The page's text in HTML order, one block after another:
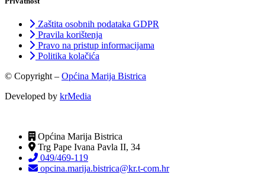
Zaštita osobnih podataka GDPR
Pravila korištenja
Pravo na pristup informacijama
Politika kolačića
© Copyright – Općina Marija Bistrica
Developed by krMedia
Općina Marija Bistrica
Trg Pape Ivana Pavla II, 34
049/469-119
opcina.marija.bistrica@kr.t-com.hr